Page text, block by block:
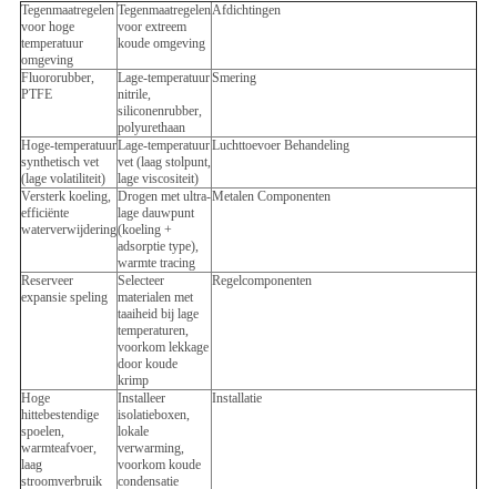
Tegenmaatregelen
voor hoge
temperatuur
omgeving
Tegenmaatregelen
voor extreem
koude omgeving
Afdichtingen
Fluororubber,
PTFE
Lage-temperatuur
nitrile,
siliconenrubber,
polyurethaan
Smering
Hoge-temperatuur
synthetisch vet
(lage volatiliteit)
Lage-temperatuur
vet (laag stolpunt,
lage viscositeit)
Luchttoevoer Behandeling
Versterk koeling,
efficiënte
waterverwijdering
Drogen met ultra-
lage dauwpunt
(koeling +
adsorptie type),
warmte tracing
Metalen Componenten
Reserveer
expansie speling
Selecteer
materialen met
taaiheid bij lage
temperaturen,
voorkom lekkage
door koude
krimp
Regelcomponenten
Hoge
hittebestendige
spoelen,
warmteafvoer,
laag
stroomverbruik
Installeer
isolatieboxen,
lokale
verwarming,
voorkom koude
condensatie
Installatie